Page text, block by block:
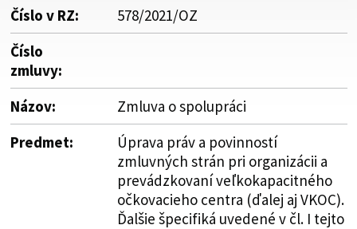
Číslo v RZ:
578/2021/OZ
Číslo
zmluvy:
Názov:
Zmluva o spolupráci
Predmet:
Úprava práv a povinností
zmluvných strán pri organizácii a
prevádzkovaní veľkokapacitného
očkovacieho centra (ďalej aj VKOC).
Ďalšie špecifiká uvedené v čl. I tejto